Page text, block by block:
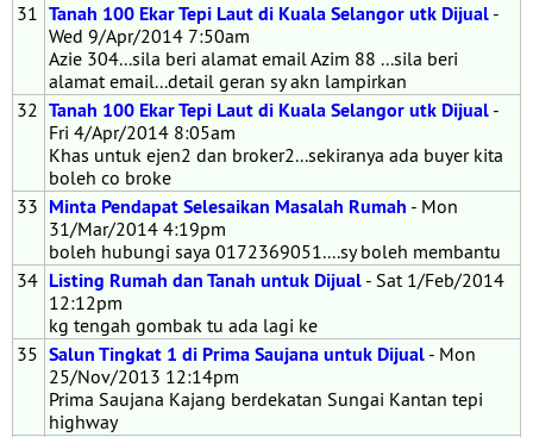
31 Tanah 100 Ekar Tepi Laut di Kuala Selangor utk Dijual -
Wed 9/Apr/2014 7:50am
Azie 304...sila beri alamat email Azim 88 ...sila beri
alamat email...detail geran sy akn lampirkan
32 Tanah 100 Ekar Tepi Laut di Kuala Selangor utk Dijual -
Fri 4/Apr/2014 8:05am
Khas untuk ejen2 dan broker2...sekiranya ada buyer kita
boleh co broke
33 Minta Pendapat Selesaikan Masalah Rumah - Mon
31/Mar/2014 4:19pm
boleh hubungi saya 0172369051....sy boleh membantu
34 Listing Rumah dan Tanah untuk Dijual - Sat 1/Feb/2014
12:12pm
kg tengah gombak tu ada lagi ke
35 Salun Tingkat 1 di Prima Saujana untuk Dijual - Mon
25/Nov/2013 12:14pm
Prima Saujana Kajang berdekatan Sungai Kantan tepi
highway